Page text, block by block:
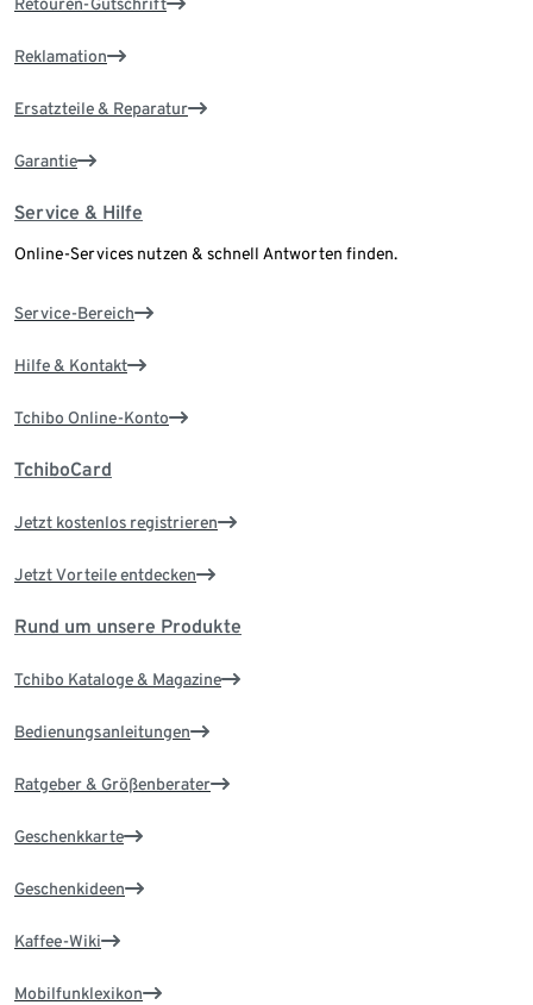
Reklamation
Ersatzteile & Reparatur
Garantie
Service & Hilfe
Online-Services nutzen & schnell Antworten finden.
Service-Bereich
Hilfe & Kontakt
Tchibo Online-Konto
TchiboCard
Jetzt kostenlos registrieren
Jetzt Vorteile entdecken
Rund um unsere Produkte
Tchibo Kataloge & Magazine
Bedienungsanleitungen
Ratgeber & Größenberater
Geschenkkarte
Geschenkideen
Kaffee-Wiki
Mobilfunklexikon